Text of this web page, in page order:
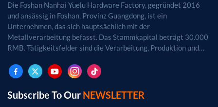
Die Foshan Nanhai Yuelu Hardware Factory, gegründet 2016
und ansässig in Foshan, Provinz Guangdong, ist ein
Unternehmen, das sich hauptsächlich mit der
Metallverarbeitung befasst. Das Stammkapital beträgt 30.000
RMB. Tätigkeitsfelder sind die Verarbeitung, Produktion und
genehmigungspflichtigen Projekten dürfen die
Geschäftstätigkeiten erst nach Genehmigung durch die
zuständigen Behörden aufgenommen werden.)
Subscribe To Our NEWSLETTER